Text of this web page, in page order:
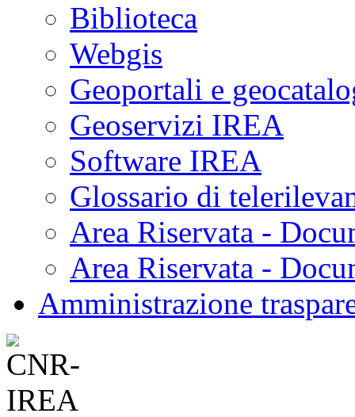
Biblioteca
Webgis
Geoportali e
Geoservizi IREA
Software IREA
Glossario di
Area Riservata -
Area Riservata -
Amministrazione